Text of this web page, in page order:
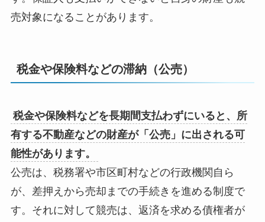
売対象になることがあります。
税金や保険料などの滞納（公売）
税金や保険料などを長期間支払わずにいると、所
有する不動産などの財産が「公売」に出される可
能性があります。
公売は、税務署や市区町村などの行政機関自ら
が、差押えから売却までの手続きを進める制度で
す。それに対して競売は、返済を求める債権者が